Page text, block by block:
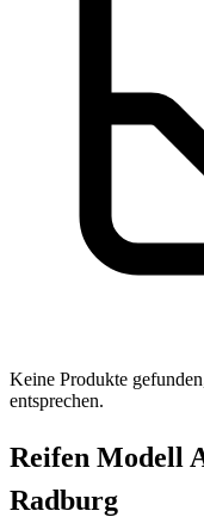
Keine Produkte
entsprechen.
Reifen Modell
Radburg